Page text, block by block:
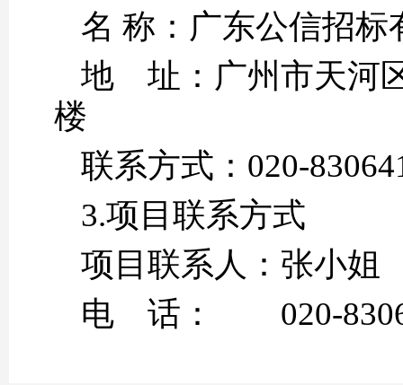
名 称：广
地 址：广州市天河
联系方式
3.项目联系方式
项目联系人：张小姐
电 话： 020-